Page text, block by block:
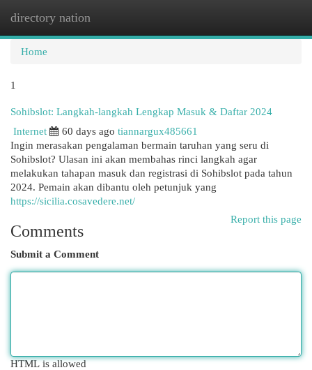
directory nation
Home
1
Sohibslot: Langkah-langkah Lengkap Masuk & Daftar 2024
Internet
60 days ago tiannargux485661
Ingin merasakan pengalaman bermain taruhan yang seru di
Sohibslot? Ulasan ini akan membahas rinci langkah agar
melakukan tahapan masuk dan registrasi di Sohibslot pada tahun
2024. Pemain akan dibantu oleh petunjuk yang
https://sicilia.cosavedere.net/
Report this page
Comments
Submit a Comment
HTML is allowed